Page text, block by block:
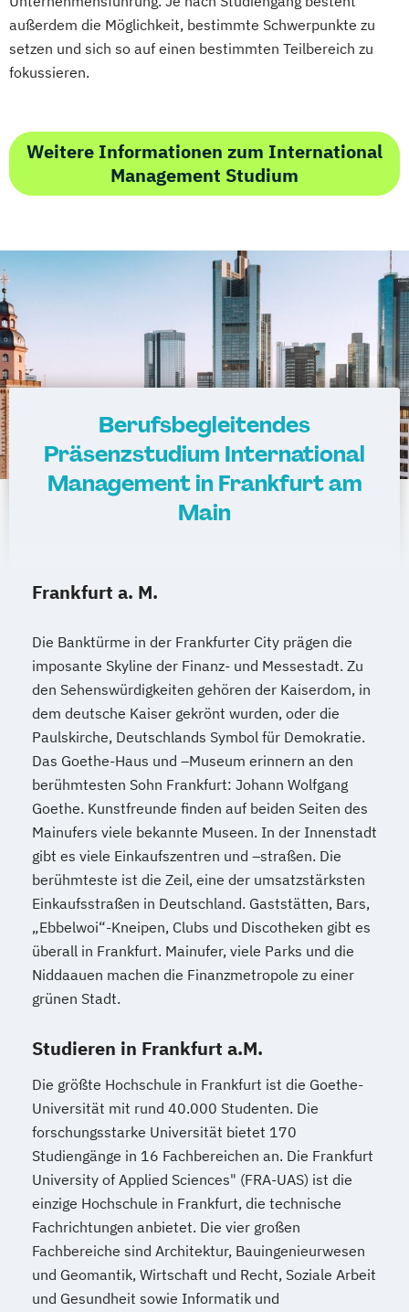
außerdem die Möglichkeit, bestimmte Schwerpunkte zu
setzen und sich so auf einen bestimmten Teilbereich zu
fokussieren.
Weitere Informationen zum International
Management Studium
Berufsbegleitendes
Präsenzstudium International
Management in Frankfurt am
Main
Frankfurt a. M.
Die Banktürme in der Frankfurter City prägen die
imposante Skyline der Finanz- und Messestadt. Zu
den Sehenswürdigkeiten gehören der Kaiserdom, in
dem deutsche Kaiser gekrönt wurden, oder die
Paulskirche, Deutschlands Symbol für Demokratie.
Das Goethe-Haus und –Museum erinnern an den
berühmtesten Sohn Frankfurt: Johann Wolfgang
Goethe. Kunstfreunde finden auf beiden Seiten des
Mainufers viele bekannte Museen. In der Innenstadt
gibt es viele Einkaufszentren und –straßen. Die
berühmteste ist die Zeil, eine der umsatzstärksten
Einkaufsstraßen in Deutschland. Gaststätten, Bars,
„Ebbelwoi“-Kneipen, Clubs und Discotheken gibt es
überall in Frankfurt. Mainufer, viele Parks und die
Niddaauen machen die Finanzmetropole zu einer
grünen Stadt.
Studieren in Frankfurt a.M.
Die größte Hochschule in Frankfurt ist die Goethe-
Universität mit rund 40.000 Studenten. Die
forschungsstarke Universität bietet 170
Studiengänge in 16 Fachbereichen an. Die Frankfurt
University of Applied Sciences" (FRA-UAS) ist die
einzige Hochschule in Frankfurt, die technische
Fachrichtungen anbietet. Die vier großen
Fachbereiche sind Architektur, Bauingenieurwesen
und Geomantik, Wirtschaft und Recht, Soziale Arbeit
und Gesundheit sowie Informatik und